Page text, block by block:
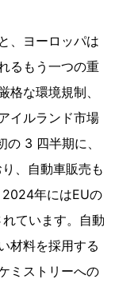
、ヨーロッパは
るもう一つの重
な環境規制、
イルランド市場
3 四半期に、
、自動車販売も
年にはEUの
ています。自動
材料を採用する
ミストリーへの